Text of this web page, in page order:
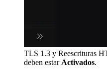
TLS 1.3 y Reescrituras
deben estar Activados.